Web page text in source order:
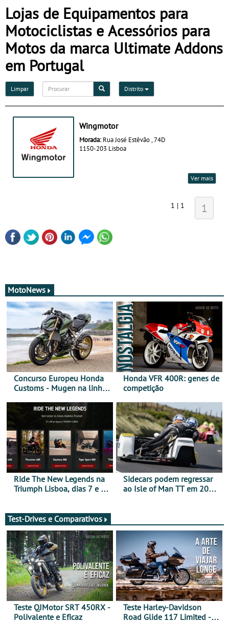
Lojas de Equipamentos para
Motociclistas e Acessórios para
Motos da marca Ultimate Addons
em Portugal
Limpar Distrito
Wingmotor
Morada: Rua José Estêvão , 74D
1150-203 Lisboa
Ver mais
1 | 1 1
MotoNews
Concurso Europeu Honda
Customs - Mugen na linha
ganhar
Honda VFR 400R: genes de
competição
Ride The New Legends na
Triumph Lisboa, dias 7 e 8
Sidecars podem regressar
ao Isle of Man TT em 2027
Test-Drives e Comparativos
Teste QJMotor SRT 450RX -
Polivalente e Eficaz
Teste Harley-Davidson
Road Glide 117 Limited - A